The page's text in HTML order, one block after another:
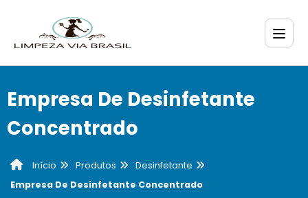
Empresa De Desinfetante
Concentrado
Início Produtos
Desinfetante
Empresa De Desinfetante Concentrado